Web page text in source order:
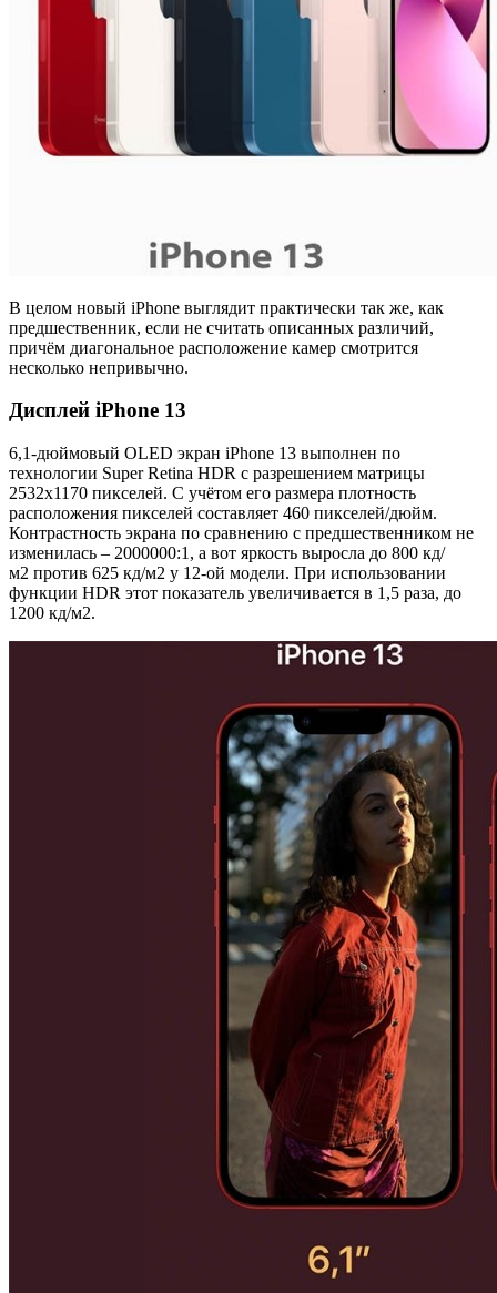
В целом новый iPhone выглядит практически так же, как
предшественник, если не считать описанных различий,
причём диагональное расположение камер смотрится
несколько непривычно.
Дисплей iPhone 13
6,1-дюймовый OLED экран iPhone 13 выполнен по
технологии Super Retina HDR с разрешением матрицы
2532х1170 пикселей. С учётом его размера плотность
расположения пикселей составляет 460 пикселей/дюйм.
Контрастность экрана по сравнению с предшественником не
изменилась – 2000000:1, а вот яркость выросла до 800 кд/
м2 против 625 кд/м2 у 12-ой модели. При использовании
функции HDR этот показатель увеличивается в 1,5 раза, до
1200 кд/м2.